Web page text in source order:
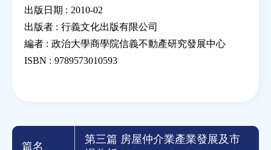
出版日期 : 2010-02
出版者 : 行義文化出版有限公司
編者 : 政治大學商學院信義不動產研究發展中心
ISBN : 9789573010593
篇名
第三篇 房屋仲介業產業發展及市